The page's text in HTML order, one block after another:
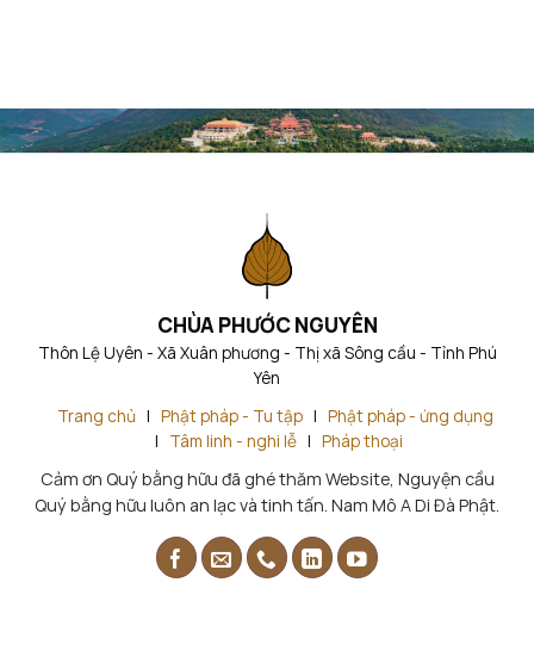
CHÙA PHƯỚC NGUYÊN
Thôn Lệ Uyên - Xã Xuân phương - Thị xã Sông cầu - Tỉnh Phú
Yên
Trang chủ |Phật pháp - Tu tập |Phật pháp - ứng dụng
| Tâm linh - nghi lễ |Pháp thoại
Cảm ơn Quý bằng hữu đã ghé thăm Website, Nguyện cầu
Quý bằng hữu luôn an lạc và tinh tấn. Nam Mô A Di Đà Phật.